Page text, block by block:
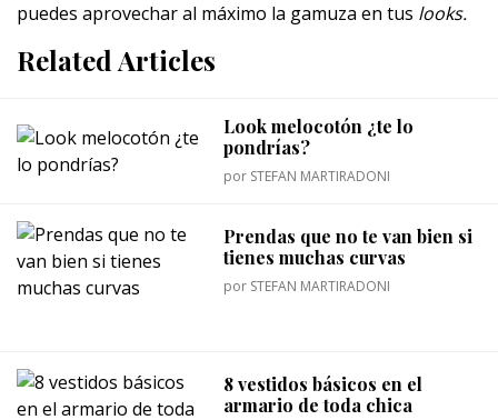
puedes aprovechar al máximo la gamuza en tus looks.
Related Articles
Look melocotón ¿te lo
pondrías?
por STEFAN MARTIRADONI
Prendas que no te van bien si
tienes muchas curvas
por STEFAN MARTIRADONI
8 vestidos básicos en el
armario de toda chica